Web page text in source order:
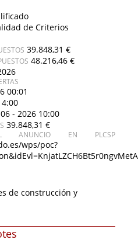
de Criterios
39.848,31 €
48.216,46 €
00:01
- 2026 10:00
39.848,31 €
ANUNCIO EN PLCSP
wps/poc?
de construcción y